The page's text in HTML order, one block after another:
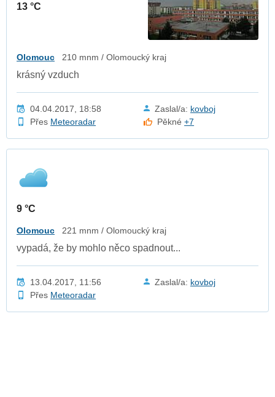
13 °C
Olomouc 210 mnm / Olomoucký kraj
krásný vzduch
04.04.2017, 18:58 Zaslal/a: kovboj
Přes Meteoradar Pěkné+7
9 °C
Olomouc 221 mnm / Olomoucký kraj
vypadá, že by mohlo něco spadnout...
13.04.2017, 11:56 Zaslal/a: kovboj
Přes Meteoradar